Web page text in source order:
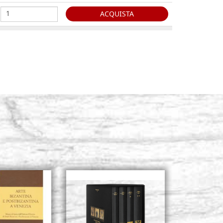
ACQUISTA
ACQUISTA
d'api H 68
Giacenza: 1 - COD. CEROAPI68
ACQUISTA
bianca H. 48
Giacenza: 2 - COD. CEROBIA1
ACQUISTA